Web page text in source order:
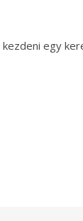
egy